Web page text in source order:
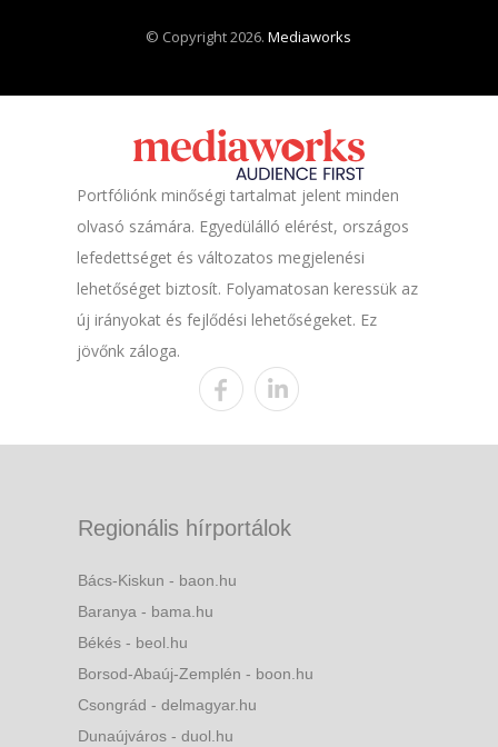
© Copyright 2026.Mediaworks
Portfóliónk minőségi tartalmat jelent minden
olvasó számára. Egyedülálló elérést, országos
lefedettséget és változatos megjelenési
lehetőséget biztosít. Folyamatosan keressük az
új irányokat és fejlődési lehetőségeket. Ez
jövőnk záloga.
Regionális hírportálok
Bács-Kiskun - baon.hu
Baranya - bama.hu
Békés - beol.hu
Borsod-Abaúj-Zemplén - boon.hu
Csongrád - delmagyar.hu
Dunaújváros - duol.hu